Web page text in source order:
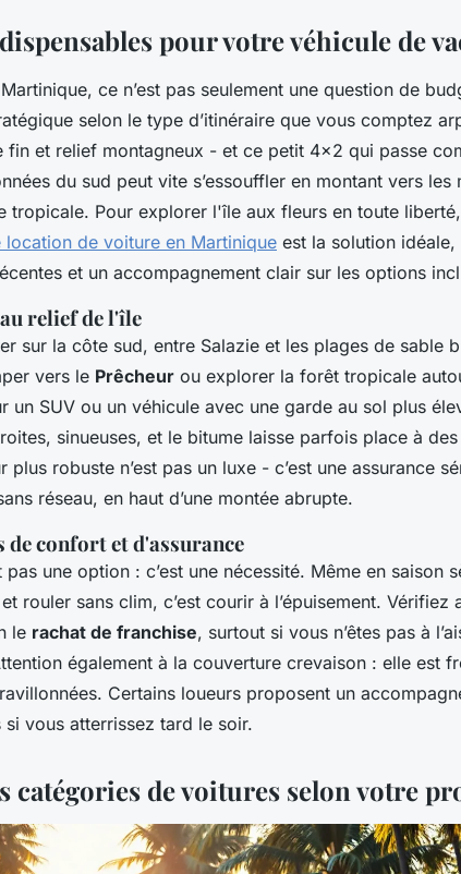
pour votre véhicule de
ce n’est pas seulement une question de
selon le type d’itinéraire que vous comptez
fin et relief montagneux - et ce petit 4x2 qui passe
du sud peut vite s’essouffler en montant vers
tropicale. Pour explorer l'île aux fleurs en toute
location de voiture en Martinique est la solution
et un accompagnement clair sur les options
relief de l'île
sur la côte sud, entre Salazie et les plages de sable
vers le Prêcheur ou explorer la forêt tropicale
un SUV ou un véhicule avec une garde au sol plus
sinueuses, et le bitume laisse parfois place à
plus robuste n’est pas un luxe - c’est une assurance
réseau, en haut d’une montée abrupte.
confort et d'assurance
pas une option : c’est une nécessité. Même en saison
rouler sans clim, c’est courir à l’épuisement. Vérifiez
le rachat de franchise, surtout si vous n’êtes pas à
également à la couverture crevaison : elle est
Certains loueurs proposent un
vous atterrissez tard le soir.
catégories de voitures selon votre